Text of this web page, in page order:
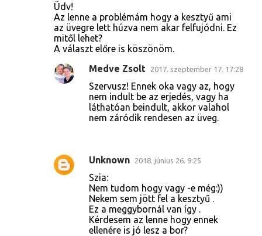
Üdv!
Az lenne a problémám hogy a kesztyű ami
az üvegre lett húzva nem akar felfujódni. Ez
mitől lehet?
A választ előre is köszönöm.
Medve Zsolt 2017. szeptember 17. 17:28
Szervusz! Ennek oka vagy az, hogy
nem indult be az erjedés, vagy ha
láthatóan beindult, akkor valahol
nem záródik rendesen az üveg.
Unknown 2018. június 26. 9:25
Szia:
Nem tudom hogy vagy -e még:))
Nekem sem jött fel a kesztyű .
Ez a meggybornál van így .
Kérdesem az lenne hogy ennek
ellenére is jó lesz a bor?